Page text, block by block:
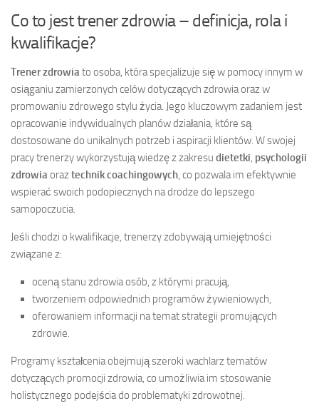
Co to jest trener zdrowia – definicja, rola i
kwalifikacje?
Trener zdrowiato osoba, która specjalizuje się w pomocy innym w
osiąganiu zamierzonych celów dotyczących zdrowia oraz w
promowaniu zdrowego stylu życia. Jego kluczowym zadaniem jest
opracowanie indywidualnych planów działania, które są
dostosowane do unikalnych potrzeb i aspiracji klientów. W swojej
pracy trenerzy wykorzystują wiedzę z zakresu dietetki, psychologii
zdrowiaoraztechnik coachingowych, co pozwala im efektywnie
wspierać swoich podopiecznych na drodze do lepszego
samopoczucia.
Jeśli chodzi o kwalifikacje, trenerzy zdobywają umiejętności
związane z:
oceną stanu zdrowia osób, z którymi pracują,
tworzeniem odpowiednich programów żywieniowych,
oferowaniem informacji na temat strategii promujących
zdrowie.
Programy kształcenia obejmują szeroki wachlarz tematów
dotyczących promocji zdrowia, co umożliwia im stosowanie
holistycznego podejścia do problematyki zdrowotnej.